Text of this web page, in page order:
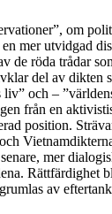
om
mer utvidgad
de röda trådar
del av dikten
liv” och –
från en
position.
mer
Rättfärdighet
av